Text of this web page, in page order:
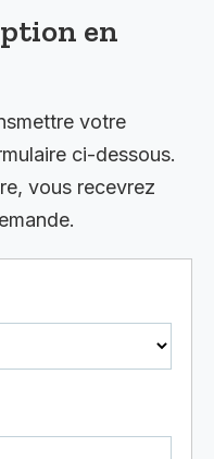
en
votre
ci-dessous.
vous recevrez